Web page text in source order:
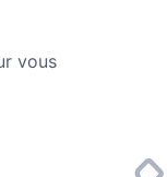
vous